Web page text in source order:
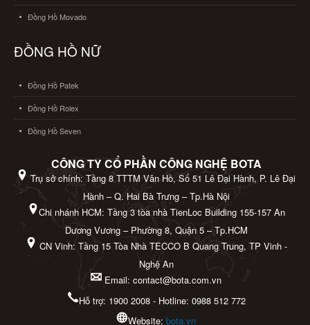
Đồng Hồ Movado
ĐỒNG HỒ NỮ
Đồng Hồ Patek
Đồng Hồ Rolex
Đồng Hồ Seven
CÔNG TY CỔ PHẦN CÔNG NGHỆ BOTA
Trụ sở chính: Tầng 8 TTTM Vân Hồ, Số 51 Lê Đại Hành, P. Lê Đại
Hành – Q. Hai Bà Trưng – Tp.Hà Nội
Chi nhánh HCM: Tầng 3 tòa nhà TienLoc Building 155-157 An
Dương Vương – Phường 8, Quận 5 – Tp.HCM
CN Vinh: Tầng 15 Tòa Nhà TECCO B Quang Trung, TP Vinh -
Nghệ An
Email: contact@bota.com.vn
Hỗ trợ: 1900 2008 - Hotline: 0988 512 772
Website: bota.vn